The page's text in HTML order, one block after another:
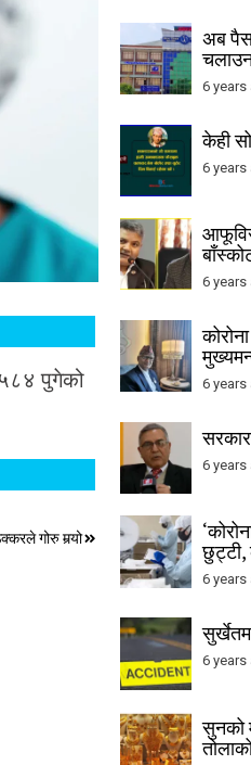
पुगेको
गोरु मर्‍यो
अब
6 years
केही
6 years
6 years
6 years
6 years
छुट्टी,
6 years
6 years
सुनको